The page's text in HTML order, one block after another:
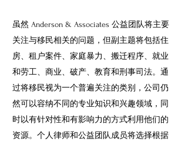
虽然 Anderson & Associates 公益团队将主要
关注与移民相关的问题，但副主题将包括住
房、租户案件、家庭暴力、搬迁程序、就业
和劳工、商业、破产、教育和刑事司法。通
过将移民视为一个普遍关注的类别，公司仍
然可以容纳不同的专业知识和兴趣领域，同
时以有针对性和有影响力的方式利用他们的
资源。个人律师和公益团队成员将选择根据